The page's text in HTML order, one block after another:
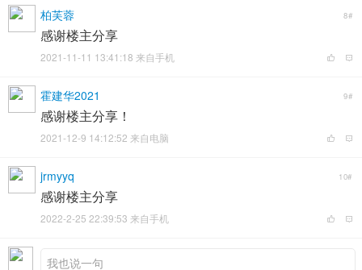
柏芙蓉 8#
感谢楼主分享
2021-11-11 13:41:18 来自手机
霍建华2021 9#
感谢楼主分享！
2021-12-9 14:12:52 来自电脑
jrmyyq 10#
感谢楼主分享
2022-2-25 22:39:53 来自手机